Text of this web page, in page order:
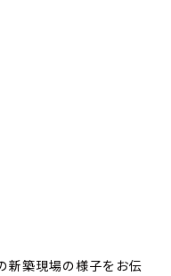
新築現場の様子をお伝